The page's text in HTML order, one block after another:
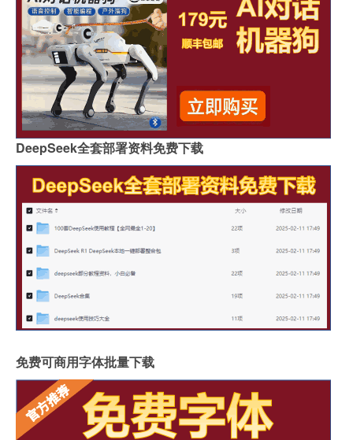
DeepSeek全套部署资料免费下载
免费可商用字体批量下载